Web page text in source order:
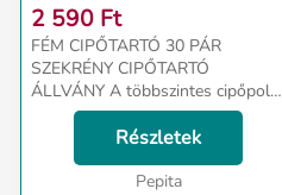
2 590 Ft
FÉM CIPŐTARTÓ 30 PÁR
SZEKRÉNY CIPŐTARTÓ
ÁLLVÁNY A többszintes cipőpolc
nagyon könnyű és stabil. Ideális a
céghez, üzlethez, irodába és
otthonra. Akár 30 pár cipő
Részletek
Pepita